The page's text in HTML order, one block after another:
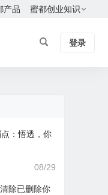
产品 蜜都创业知识
登录
：悟透，你
08/29
除已删除你